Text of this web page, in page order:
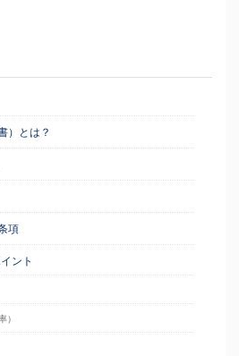
）とは？
項
ント
）